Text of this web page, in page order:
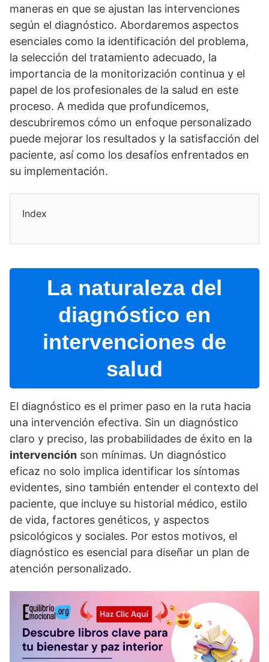
maneras en que se ajustan las intervenciones
según el diagnóstico. Abordaremos aspectos
esenciales como la identificación del problema,
la selección del tratamiento adecuado, la
importancia de la monitorización continua y el
papel de los profesionales de la salud en este
proceso. A medida que profundicemos,
descubriremos cómo un enfoque personalizado
puede mejorar los resultados y la satisfacción del
paciente, así­ como los desafí­os enfrentados en
su implementación.
Index
La naturaleza del
diagnóstico en
intervenciones de
salud
El diagnóstico es el primer paso en la ruta hacia
una intervención efectiva. Sin un diagnóstico
claro y preciso, las probabilidades de éxito en la
intervención son mí­nimas. Un diagnóstico
eficaz no solo implica identificar los sí­ntomas
evidentes, sino también entender el contexto del
paciente, que incluye su historial médico, estilo
de vida, factores genéticos, y aspectos
psicológicos y sociales. Por estos motivos, el
diagnóstico es esencial para diseñar un plan de
atención personalizado.